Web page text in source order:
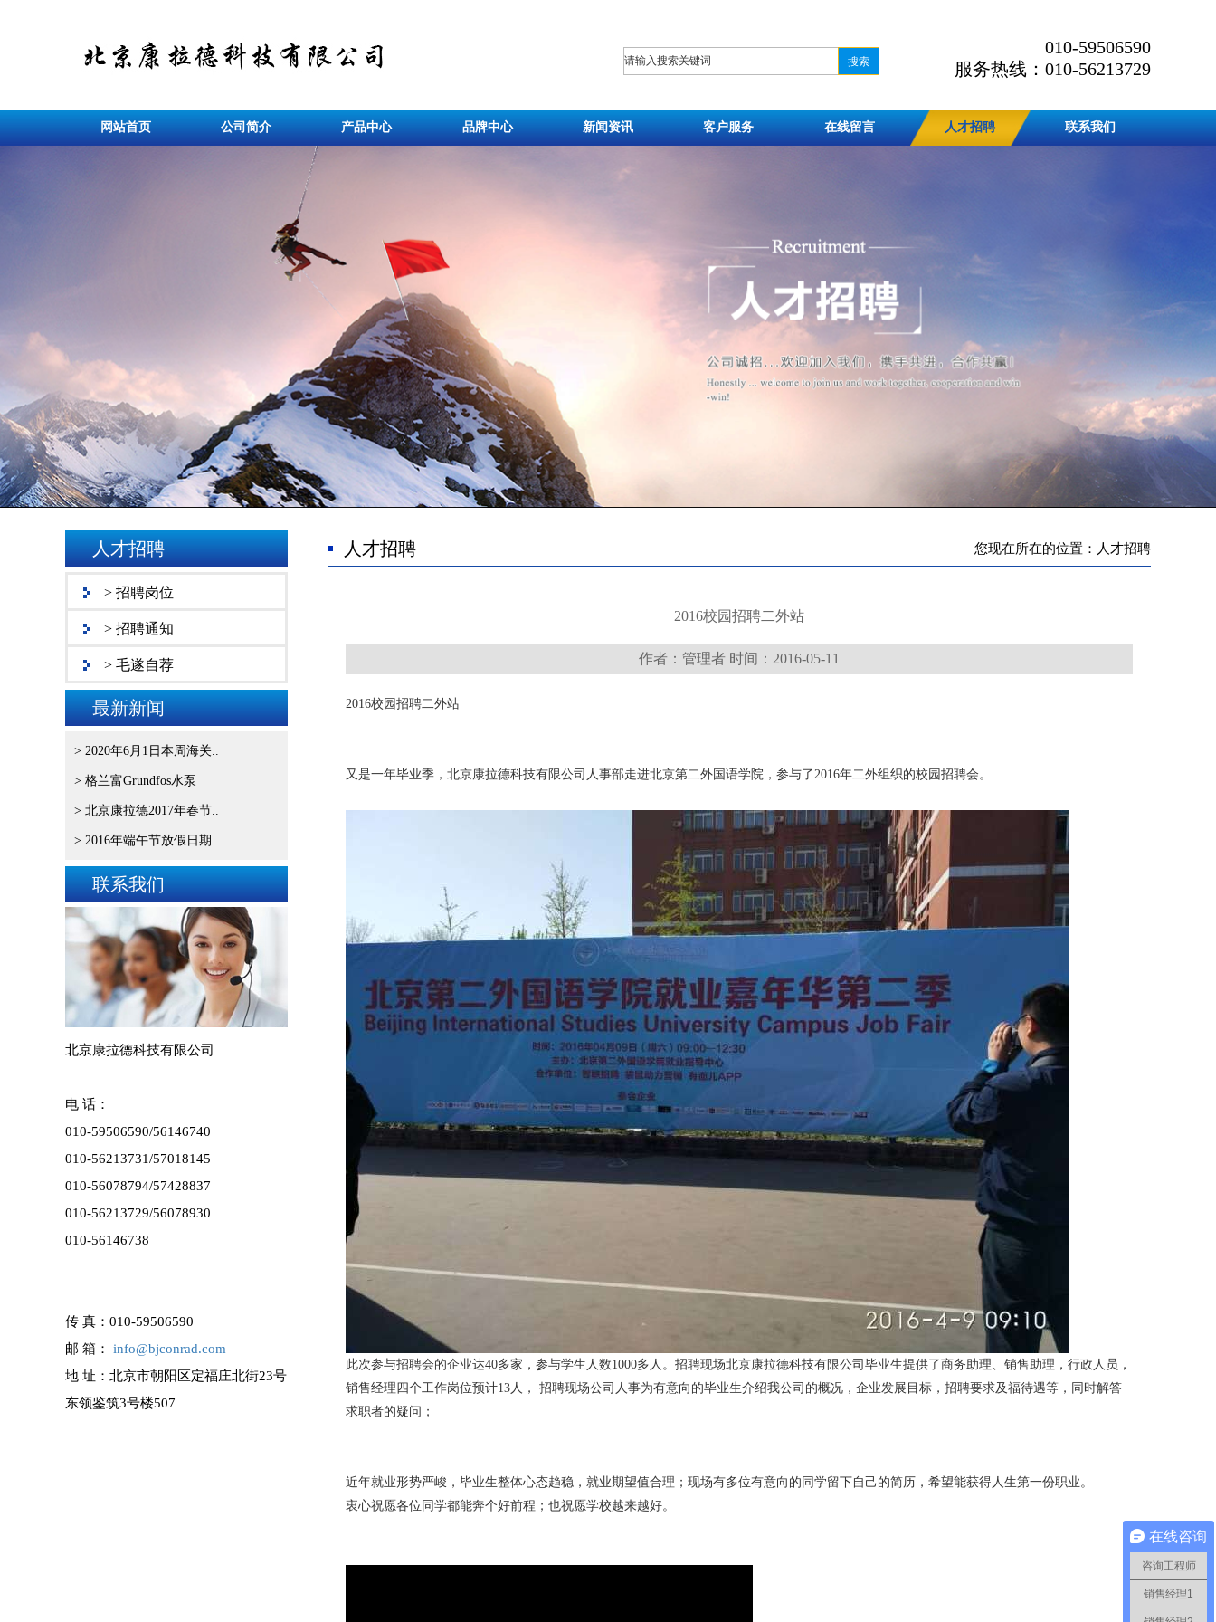
010-59506590
服务热线：010-56213729
网站首页 公司简介 产品中心 品牌中心 新闻资讯 客户服务 在线留言 人才招聘 联系我们
人才招聘
> 招聘岗位
> 招聘通知
> 毛遂自荐
最新新闻
> 2020年6月1日本周海关..
> 格兰富Grundfos水泵
> 北京康拉德2017年春节..
> 2016年端午节放假日期..
联系我们
北京康拉德科技有限公司
电 话：
010-59506590/56146740
010-56213731/57018145
010-56078794/57428837
010-56213729/56078930
010-56146738
传 真： 010-59506590
邮 箱： info@bjconrad.com
地 址：北京市朝阳区定福庄北街23号
东领鉴筑3号楼507
人才招聘 您现在所在的位置：人才招聘
2016校园招聘二外站
作者：管理者 时间：2016-05-11
2016校园招聘二外站
又是一年毕业季，北京康拉德科技有限公司人事部走进北京第二外国语学院，参与了2016年二外组织的校园招聘会。
此次参与招聘会的企业达40多家，参与学生人数1000多人。招聘现场北京康拉德科技有限公司毕业生提供了商务助理、销售助理，行政人员，
销售经理四个工作岗位预计13人， 招聘现场公司人事为有意向的毕业生介绍我公司的概况，企业发展目标，招聘要求及福待遇等，同时解答
求职者的疑问；
近年就业形势严峻，毕业生整体心态趋稳，就业期望值合理；现场有多位有意向的同学留下自己的简历，希望能获得人生第一份职业。
衷心祝愿各位同学都能奔个好前程；也祝愿学校越来越好。
在线咨询
咨询工程师
销售经理1